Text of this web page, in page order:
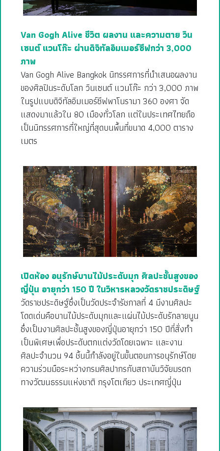
Van Gogh Alive ชีวิต ผลงาน และความตาย วิน
เซนต์ แวนโก๊ะ ผ่านดิจิทัลอิมเมอร์ซีฟกว่า 3,000
ภาพ
Van Gogh Alive Bangkok นิทรรศการที่นำเสนอผลงาน
ของศิลปินระดับโลก วินเซนต์ แวนโก๊ะ กว่า 3,000 ภาพ
ในรูปแบบดิจิทัลอิมเมอร์ซีฟพาโนรามา 360 องศา จัด
แสดงมาแล้วใน 80 เมืองทั่วโลก แต่ในประเทศไทยถือ
เป็นนิทรรศการที่ใหญ่ที่สุดบนพื้นที่ขนาด 4,000 ตาราง
เมตร
เปิดห้อง อนุรักษ์บานไม้ประดับมุก ศิลปะชั้นสูงของ
ญี่ปุ่น อายุกว่า 150 ปี ในวิหารหลวงวัดราชประดิษฐ์
วัดราชประดิษฐ์ซึ่งเป็นวัดประจำรัชกาลที่ 4 มีงานศิลปะ
โดดเด่นคือบานไม้ประดับมุกและแผ่นไม้ประดับรักลายนูน
ซึ่งเป็นงานศิลปะชั้นสูงของญี่ปุ่นอายุกว่า 150 ปีที่สั่งทำ
เป็นพิเศษเพื่อประดับตกแต่งวัดโดยเฉพาะ และงาน
ศิลปะจำนวน 94 ชิ้นนี้กำลังอยู่ในขั้นตอนการอนุรักษ์โดย
ความร่วมมือระหว่างกรมศิลปากรกับสถาบันวิจัยมรดก
ทางวัฒนธรรมแห่งชาติ กรุงโตเกียว ประเทศญี่ปุ่น